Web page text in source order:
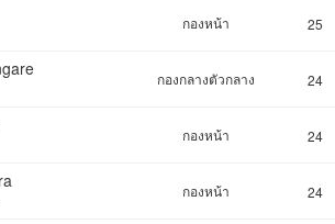
กองหน้า 25
กองกลางตัวกลาง 24
กองหน้า 24
กองหน้า 24